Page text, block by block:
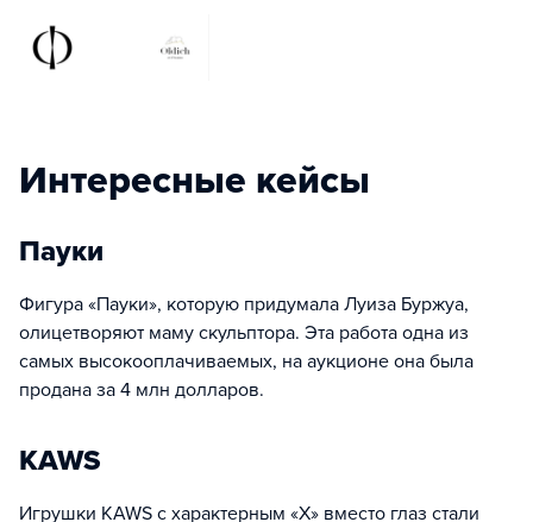
Интересные кейсы
Пауки
Фигура «Пауки», которую придумала Луиза Буржуа,
олицетворяют маму скульптора. Эта работа одна из
самых высокооплачиваемых, на аукционе она была
продана за 4 млн долларов.
KAWS
Игрушки KAWS с характерным «X» вместо глаз стали